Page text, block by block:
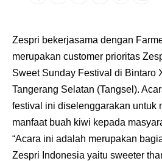
Zespri bekerjasama dengan
merupakan customer prioritas
Sweet Sunday Festival di Bintaro
Tangerang Selatan (Tangsel).
festival ini diselenggarakan untuk
manfaat buah kiwi kepada
“Acara ini adalah merupakan
Zespri Indonesia yaitu sweeter